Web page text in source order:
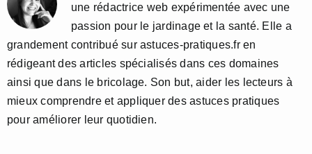
une rédactrice web expérimentée avec une
passion pour le jardinage et la santé. Elle a
grandement contribué sur astuces-pratiques.fr en
rédigeant des articles spécialisés dans ces domaines
ainsi que dans le bricolage. Son but, aider les lecteurs à
mieux comprendre et appliquer des astuces pratiques
pour améliorer leur quotidien.